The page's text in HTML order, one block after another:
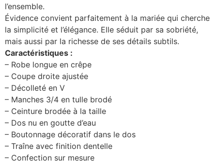
l’ensemble.
Évidence convient parfaitement à la mariée qui cherche
la simplicité et l’élégance. Elle séduit par sa sobriété,
mais aussi par la richesse de ses détails subtils.
Caractéristiques :
– Robe longue en crêpe
– Coupe droite ajustée
– Décolleté en V
– Manches 3/4 en tulle brodé
– Ceinture brodée à la taille
– Dos nu en goutte d’eau
– Boutonnage décoratif dans le dos
– Traîne avec finition dentelle
– Confection sur mesure